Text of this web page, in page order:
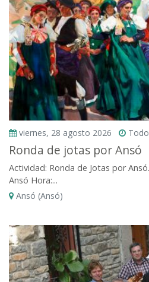
viernes, 28 agosto 2026
Ronda de jotas por Ansó
Actividad: Ronda de Jotas por
Ansó Hora:...
Ansó (Ansó)